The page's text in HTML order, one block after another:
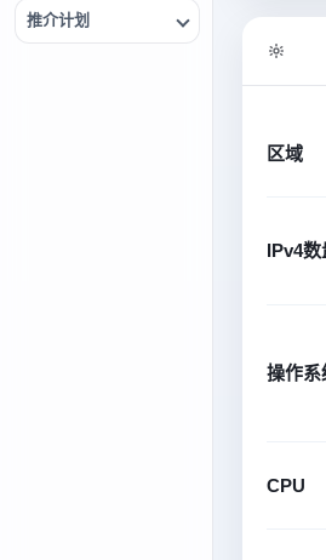
推介计划
区域
IPv4数
操作系
CPU